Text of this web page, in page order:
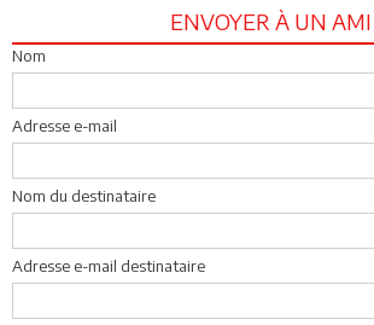
ENVOYER À UN AMI
Nom
Adresse e-mail
Nom du destinataire
Adresse e-mail destinataire